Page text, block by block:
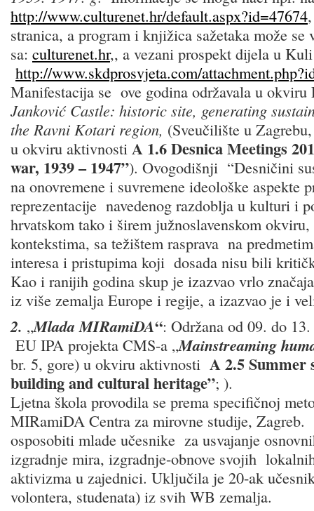
http://www.culturenet.hr/default.aspx?id=47674
stranica, a program i knjižica sažetaka može
sa: culturenet.hr,, a vezani prospekt dijela u
http://www.skdprosvjeta.com/
Manifestacija se ove godina održavala u
Janković Castle: historic site, generating
the Ravni Kotari region, (Sveučilište u
u okviru aktivnosti A 1.6 Desnica Meetings
war, 1939 – 1947”). Ovogodišnji “Desničini
na onovremene i suvremene ideološke aspekte
reprezentacije navedenog razdoblja u kulturi i
hrvatskom tako i širem južnoslavenskom
kontekstima, sa težištem rasprava na
interesa i pristupima koji dosada nisu bili
Kao i ranijih godina skup je izazvao vrlo
iz više zemalja Europe i regije, a izazvao je i
2. „Mlada MIRamiDA“: Održana od 09. do
EU IPA projekta CMS-a „Mainstreaming
br. 5, gore) u okviru aktivnosti A 2.5 Summer
building and cultural heritage”; ).
Ljetna škola provodila se prema specifičnoj
MIRamiDA Centra za mirovne studije,
osposobiti mlade učesnike za usvajanje
izgradnje mira, izgradnje-obnove svojih
aktivizma u zajednici. Uključila je 20-ak
volontera, studenata) iz svih WB zemalja.